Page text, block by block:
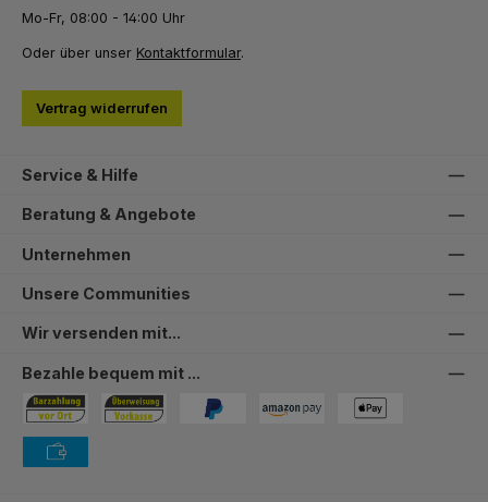
Mo-Fr, 08:00 - 14:00 Uhr
Oder über unser Kontaktformular.
Vertrag widerrufen
Service & Hilfe
Beratung & Angebote
Unternehmen
Unsere Communities
Wir versenden mit...
Bezahle bequem mit ...
Bezahlung in der Filiale